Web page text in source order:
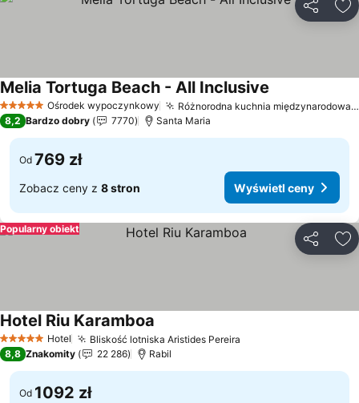
5 KategoriaOśrodek wypoczynkowy Różnorodna kuchnia międzynarodowa i lokalna
Melia Tortuga Beach - All Inclusive
8,2 Bardzo dobry 7770 Santa Maria
Od 769 zł
Zobacz ceny z 8 stron Wyświetl ceny
Popularny obiekt
5 KategoriaHotel Bliskość lotniska Aristides Pereira
Hotel Riu Karamboa
8,8 Znakomity 22 286 Rabil
Od 1092 zł